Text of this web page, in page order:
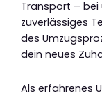
Transport – bei
zuverlässiges
des
dein neues
Als erfahrenes